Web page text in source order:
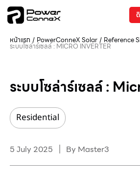
หน้าแรก / PowerConneX Solar/ Reference
ระบบโซล่าร์เซลล์ : MICRO INVERTER
ระบบโซล่าร์เซลล์ :
Residential
5 July 2025 By Master3